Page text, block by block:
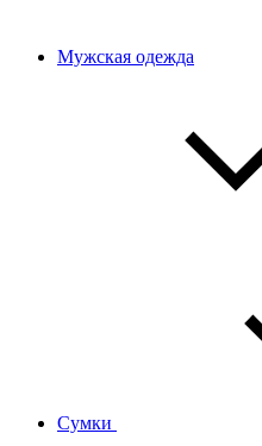
Мужская одежда
Сумки